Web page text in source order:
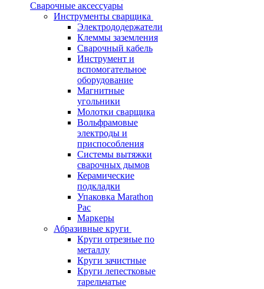
Сварочные аксессуары
Инструменты сварщика
Электрододержатели
Клеммы заземления
Сварочный кабель
Инструмент и
вспомогательное
оборудование
Магнитные
угольники
Молотки сварщика
Вольфрамовые
электроды и
приспособления
Системы вытяжки
сварочных дымов
Керамические
подкладки
Упаковка Marathon
Pac
Маркеры
Абразивные круги
Круги отрезные по
металлу
Круги зачистные
Круги лепестковые
тарельчатые